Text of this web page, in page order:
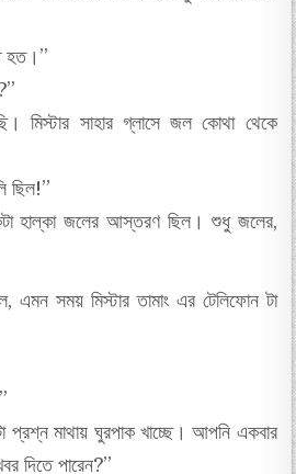
হত।”
মিস্টার সাহার গ্লাসে জল কোথা থেকে
ছিল!”
হাল্কা জলের আস্তরণ ছিল। শুধু জলের,
এমন সময় মিস্টার তামাং এর টেলিফোন টা
মাথায় ঘুরপাক খাচ্ছে। আপনি একবার
দিতে পারেন?”